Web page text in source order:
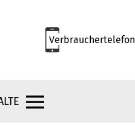
Verbrauchertelefon